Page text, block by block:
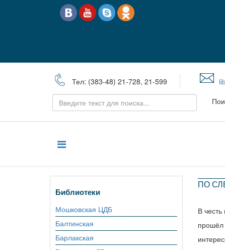
Тел: (383-48) 21-728, 21-599
Библиотеки
Мошковская ЦДБ
Балтинская
Барлакская
ПО
В
прошёл